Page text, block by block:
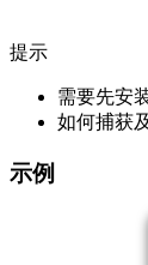
提示
需要先安
如何捕获
示例